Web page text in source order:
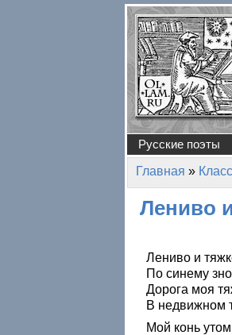
Перейти к основному содержанию
Русские поэты
Вы здесь
Главная »
Лениво
Лениво и
По синему
Дорога моя
В недвижном
Мой конь